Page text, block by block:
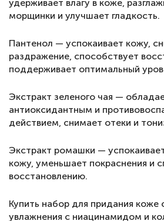
удерживает влагу в коже,
морщинки и улучшает гладкость.
Пантенол — успокаивает кожу,
раздражение, способствует
поддерживает оптимальный
Экстракт зеленого чая —
антиоксидантным и
действием, снимает отеки и
Экстракт ромашки —
кожу, уменьшает покраснения и
восстановлению.
Купить набор для придания коже
увлажнения с ниацинамидом и